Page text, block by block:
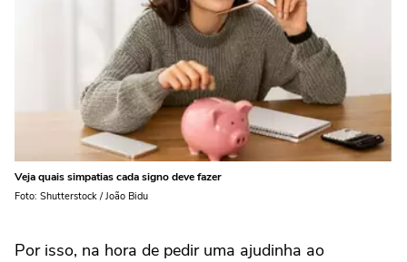
Veja quais simpatias cada signo deve fazer
Foto: Shutterstock / João Bidu
Por isso, na hora de pedir uma ajudinha ao